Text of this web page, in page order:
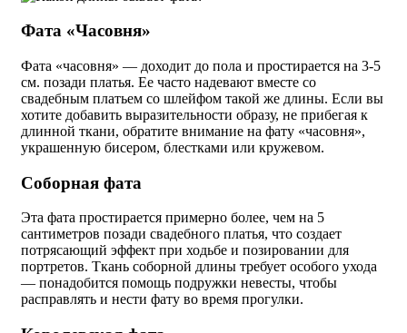
Фата «Часовня»
Фата «часовня» — доходит до пола и простирается на 3-5
см. позади платья. Ее часто надевают вместе со
свадебным платьем со шлейфом такой же длины. Если вы
хотите добавить выразительности образу, не прибегая к
длинной ткани, обратите внимание на фату «часовня»,
украшенную бисером, блестками или кружевом.
Соборная фата
Эта фата простирается примерно более, чем на 5
сантиметров позади свадебного платья, что создает
потрясающий эффект при ходьбе и позировании для
портретов. Ткань соборной длины требует особого ухода
— понадобится помощь подружки невесты, чтобы
расправлять и нести фату во время прогулки.